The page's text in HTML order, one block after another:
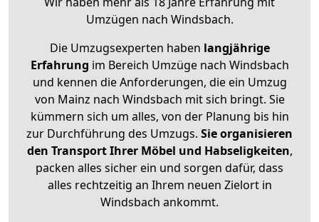
Umzügen nach Windsbach.
Die Umzugsexperten haben langjährige
Erfahrung im Bereich Umzüge nach Windsbach
und kennen die Anforderungen, die ein Umzug
von Mainz nach Windsbach mit sich bringt. Sie
kümmern sich um alles, von der Planung bis hin
zur Durchführung des Umzugs. Sie organisieren
den Transport Ihrer Möbel und Habseligkeiten,
packen alles sicher ein und sorgen dafür, dass
alles rechtzeitig an Ihrem neuen Zielort in
Windsbach ankommt.